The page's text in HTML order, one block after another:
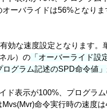
ーバライドは56%となりま
効な速度設定となります。
ル）の「オーバーライド設
グラム記述のSPD命令値」
ド表示が100%、プログラ
命令実行時の速度は